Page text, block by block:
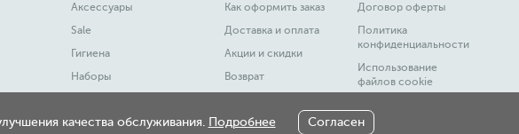
Аксессуары
Sale
Гигиена
Наборы
Как оформить заказ
Доставка и оплата
Акции и скидки
Возврат
Новости
Договор оферты
Политика
конфиденциальности
Использование
файлов cookie
качества обслуживания. Подробнее Согласен